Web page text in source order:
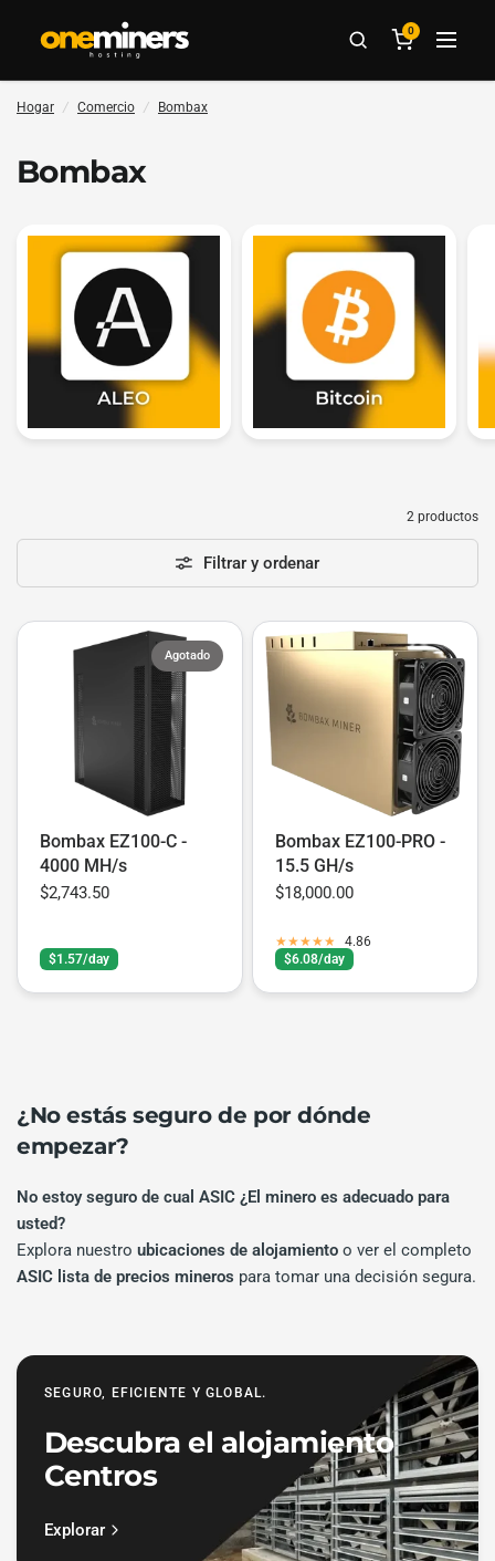
0
Hogar / Comercio / Bombax
Bombax
2 productos
Filtrar y ordenar
Agotado
Bombax EZ100-C -
4000 MH/s
$2,743.50
$1.57/day
Bombax EZ100-PRO -
15.5 GH/s
$18,000.00
$6.08/day
4.86
¿No estás seguro de por dónde
empezar?
No estoy seguro de cual ASIC ¿El minero es adecuado para
usted?
Explora nuestroubicaciones de alojamiento o ver el completo
ASIC lista de precios mineros para tomar una decisión segura.
SEGURO, EFICIENTE Y GLOBAL.
Descubra el alojamiento
Centros
Explorar